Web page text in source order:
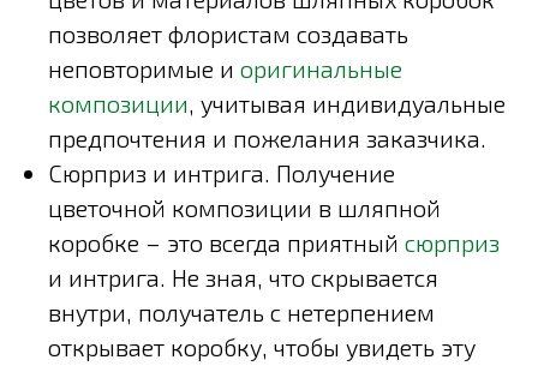
позволяет флористам создавать
неповторимые и оригинальные
композиции, учитывая индивидуальные
предпочтения и пожелания заказчика.
Сюрприз и интрига. Получение
цветочной композиции в шляпной
коробке – это всегда приятный сюрприз
и интрига. Не зная, что скрывается
внутри, получатель с нетерпением
открывает коробку, чтобы увидеть эту